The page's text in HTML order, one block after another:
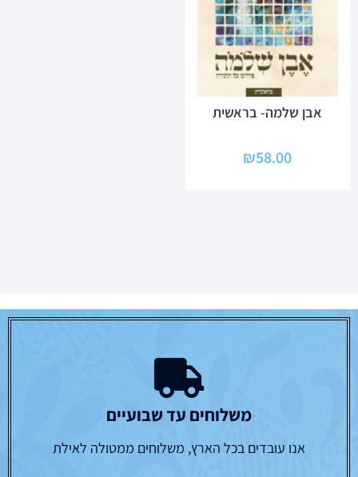
אבן שלמה- בראשית
₪58.00
משלוחים עד שבועיים
אנו עובדים בכל הארץ, משלוחים ממטולה לאילת